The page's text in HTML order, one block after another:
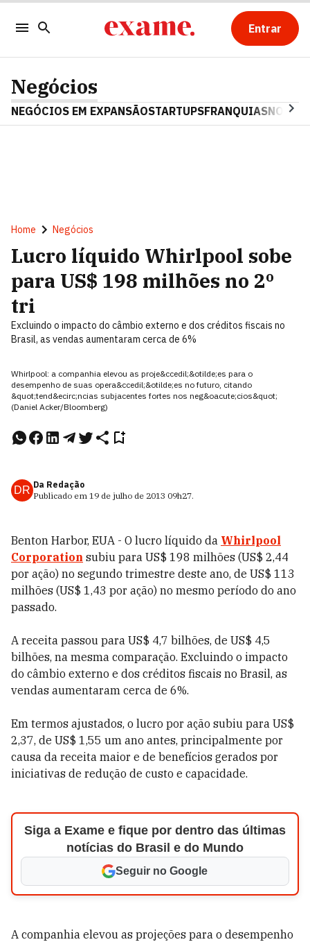
Entrar
Negócios
NEGÓCIOS EM EXPANSÃOSTARTUPSFRANQUIAS
Home Negócios
Lucro líquido Whirlpool sobe
para US$ 198 milhões no 2º
tri
Excluindo o impacto do câmbio externo e dos créditos fiscais no
Brasil, as vendas aumentaram cerca de 6%
Whirlpool: a companhia elevou as proje&ccedil;&otilde;es para o
desempenho de suas opera&ccedil;&otilde;es no futuro, citando
&quot;tend&ecirc;ncias subjacentes fortes nos neg&oacute;cios&quot;
(Daniel Acker/Bloomberg)
DR Da Redação
Publicado em 19 de julho de 2013 09h27.
Benton Harbor, EUA - O lucro líquido da Whirlpool
Corporation subiu para US$ 198 milhões (US$ 2,44
por ação) no segundo trimestre deste ano, de US$ 113
milhões (US$ 1,43 por ação) no mesmo período do ano
passado.
A receita passou para US$ 4,7 bilhões, de US$ 4,5
bilhões, na mesma comparação. Excluindo o impacto
do câmbio externo e dos créditos fiscais no Brasil, as
vendas aumentaram cerca de 6%.
Em termos ajustados, o lucro por ação subiu para US$
2,37, de US$ 1,55 um ano antes, principalmente por
causa da receita maior e de benefícios gerados por
iniciativas de redução de custo e capacidade.
Siga a Exame e fique por dentro das últimas
notícias do Brasil e do Mundo
Seguir no Google
A companhia elevou as projeções para o desempenho